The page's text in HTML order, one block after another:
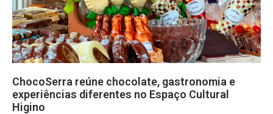
ChocoSerra reúne chocolate, gastronomia e
experiências diferentes no Espaço Cultural
Higino